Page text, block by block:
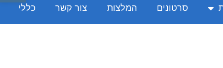
סרטונים המלצות צור קשר כללי